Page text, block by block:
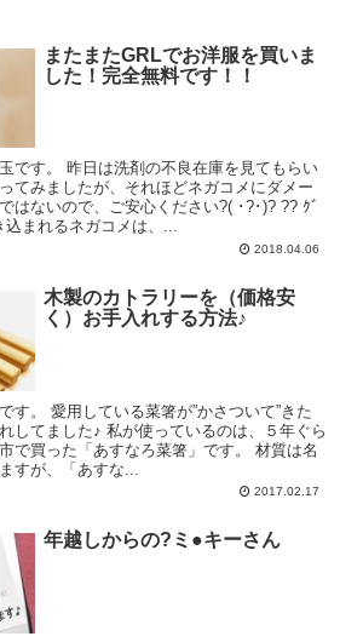
またまたGRLでお洋服を買いま
した！完全無料です！！
です。 昨日は洗剤の不良在庫を見てもらい
てみましたが、それほどネガコメにダメー
はないので、ご安心ください?( ･?･)? ?? ｸﾞ
込まれるネガコメは、...
2018.04.06
木製のカトラリーを（価格安
く）お手入れする方法♪
す。 愛用している菜箸が”かさついて”きた
してました♪ 私が使っているのは、５年ぐら
で買った「あすなろ菜箸」です。 材質は名
すが、「あすな...
2017.02.17
年越しからの?ミ●キーさん